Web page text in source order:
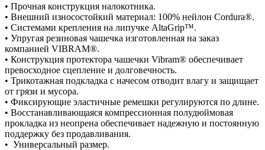
• Прочная конструкция налокотника.
• Внешний износостойкий материал: 100% нейлон Cordura®.
• Системами крепления на липучке AltaGrip™.
• Упругая резиновая чашечка изготовленная на заказ
компанией VIBRAM®.
• Конструкция протектора чашечки Vibram® обеспечивает
превосходное сцепление и долговечность.
• Трикотажная подкладка с начесом отводит влагу и защищает
от грязи и мусора.
• Фиксирующие эластичные ремешки регулируются по длине.
• Восстанавливающаяся компрессионная полудюймовая
прокладка из неопрена обеспечивает надежную и постоянную
поддержку без продавливания.
• Универсальный размер.